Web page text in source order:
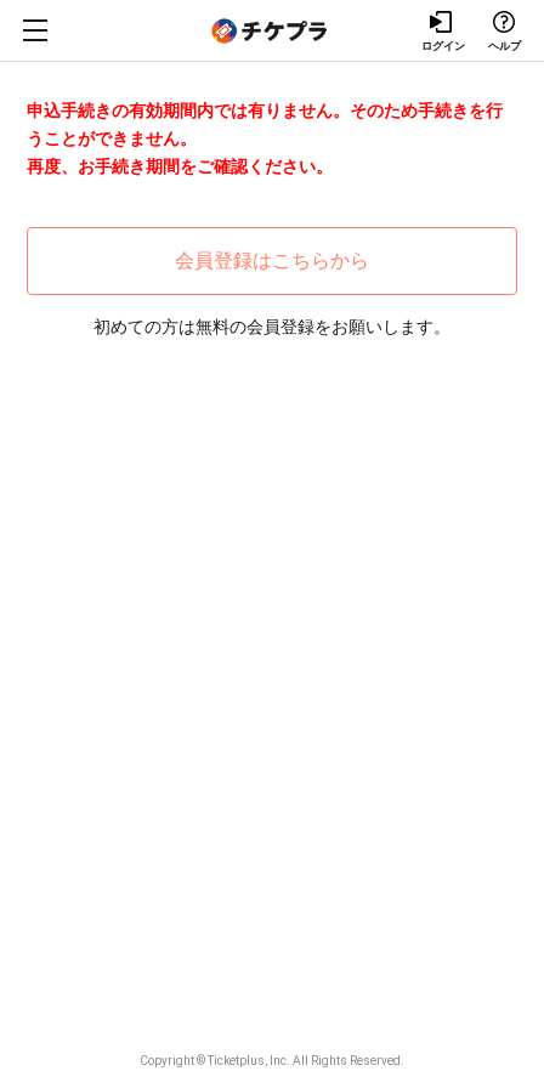
ログイン ヘルプ
申込手続きの有効期間内では有りません。そのため手続きを行
うことができません。
再度、お手続き期間をご確認ください。
会員登録はこちらから
初めての方は無料の会員登録をお願いします。
Copyright © Ticketplus, Inc. All Rights Reserved.